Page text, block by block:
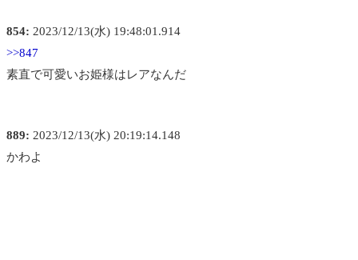
854: 2023/12/13(水) 19:48:01.914
>>847
素直で可愛いお姫様はレアなんだ
889: 2023/12/13(水) 20:19:14.148
かわよ